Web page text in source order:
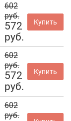
602
руб.
572
руб.
Купить
602
руб.
572
руб.
Купить
602
руб.